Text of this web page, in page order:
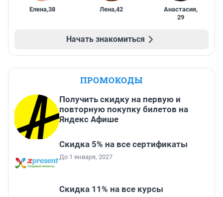
Елена,38 Лена,42 Анастасия,
29
Начать знакомиться
ПРОМОКОДЫ
Получить скидку на первую и
повторную покупку билетов на
Яндекс Афише
Скидка 5% на все сертификаты
До 1 января, 2027
Скидка 11% на все курсы